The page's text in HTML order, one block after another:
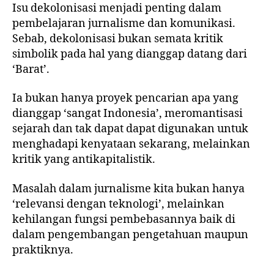
Isu dekolonisasi menjadi penting dalam
pembelajaran jurnalisme dan komunikasi.
Sebab, dekolonisasi bukan semata kritik
simbolik pada hal yang dianggap datang dari
‘Barat’.
Ia bukan hanya proyek pencarian apa yang
dianggap ‘sangat Indonesia’, meromantisasi
sejarah dan tak dapat dapat digunakan untuk
menghadapi kenyataan sekarang, melainkan
kritik yang antikapitalistik.
Masalah dalam jurnalisme kita bukan hanya
‘relevansi dengan teknologi’, melainkan
kehilangan fungsi pembebasannya baik di
dalam pengembangan pengetahuan maupun
praktiknya.